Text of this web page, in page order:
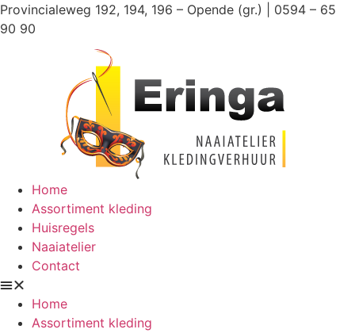
Ga
naar
Provincialeweg 192, 194, 196 – Opende (gr.) | 0594 – 65
90 90
Home
Assortiment kleding
Huisregels
Naaiatelier
Contact
Home
Assortiment kleding